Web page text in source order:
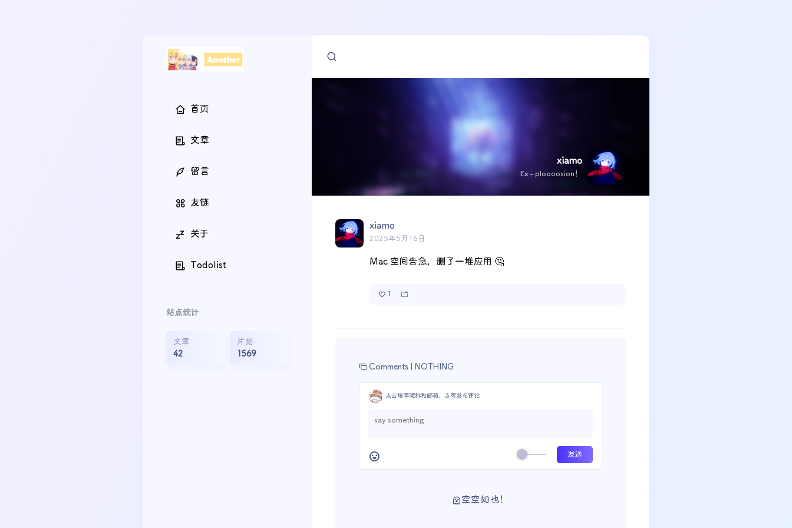
首页
文章
留言
友链
关于
Todolist
站点统计
文章
42
片刻
1569
xiamo
Ex - ploooosion！
xiamo
2025年5月16日
Mac 空间告急，删了一堆应用 🤔
1
Comments | NOTHING
点击填写昵称和邮箱，方可发布评论
空空如也！